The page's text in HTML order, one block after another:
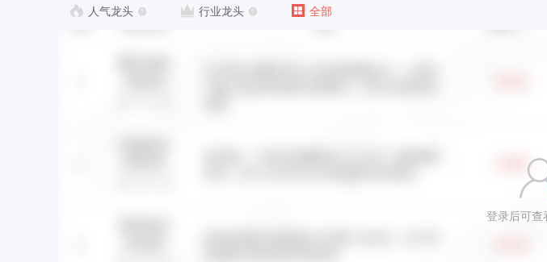
人气龙头  行业龙头  全部
登录后可查